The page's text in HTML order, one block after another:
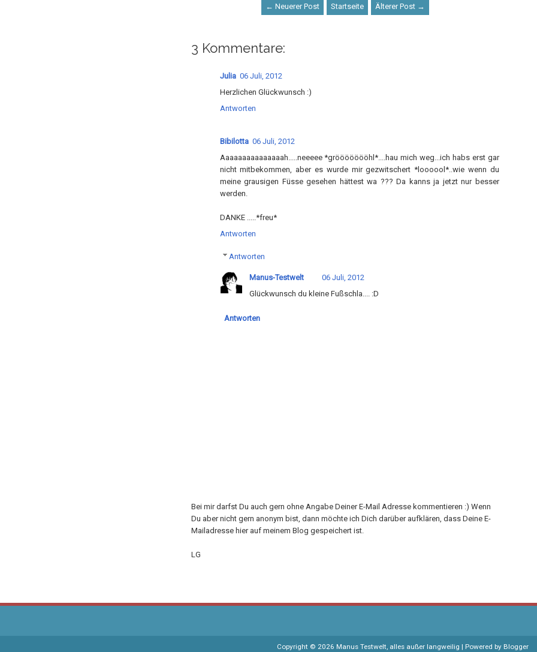
← Neuerer Post Startseite Älterer Post →
3 Kommentare:
Julia 06 Juli, 2012
Herzlichen Glückwunsch :)
Antworten
Bibilotta 06 Juli, 2012
Aaaaaaaaaaaaaaah.....neeeee *gröööööööhl*....hau mich weg...ich habs erst gar
nicht mitbekommen, aber es wurde mir gezwitschert *loooool*..wie wenn du
meine grausigen Füsse gesehen hättest wa ??? Da kanns ja jetzt nur besser
werden.
DANKE .....*freu*
Antworten
Antworten
Manus-Testwelt
06 Juli, 2012
Glückwunsch du kleine Fußschla.... :D
Antworten
Bei mir darfst Du auch gern ohne Angabe Deiner E-Mail Adresse kommentieren :) Wenn
Du aber nicht gern anonym bist, dann möchte ich Dich darüber aufklären, dass Deine E-
Mailadresse hier auf meinem Blog gespeichert ist.
LG
Copyright © 2026 Manus Testwelt, alles außer langweilig | Powered by Blogger